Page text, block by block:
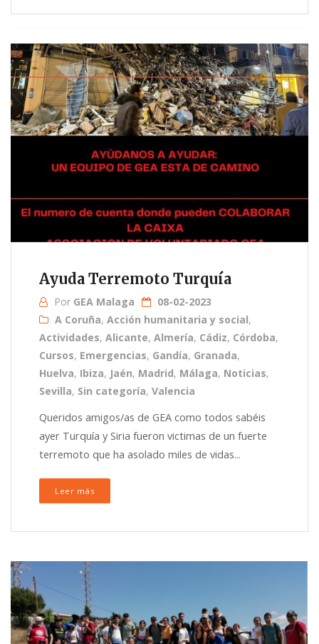
Ayuda Terremoto Turquía
Por GEA Malaga
08-02-2023
A Coruña, Acción humanitaria y social,
Actividades, Alicante, Almería, Cádiz, Córdoba,
Cursos, Emergencias, Gandía, Granada,
Huelva, Ibiza, Jaén, Madrid, Málaga, Noticias,
Sevilla, Sin categoría, Valencia
Queridos amigos/as de GEA como todos sabéis
ayer Turquía y Siria fueron victimas de un fuerte
terremoto que ha asolado miles de vidas...
Leer más